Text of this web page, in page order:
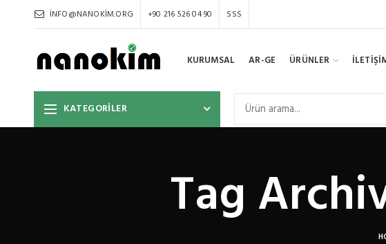
INFO@NANOKIM.ORG +90 216 526 04 90 SSS
KURUMSAL AR-GE ÜRÜNLER
KATEGORİLER
Tag